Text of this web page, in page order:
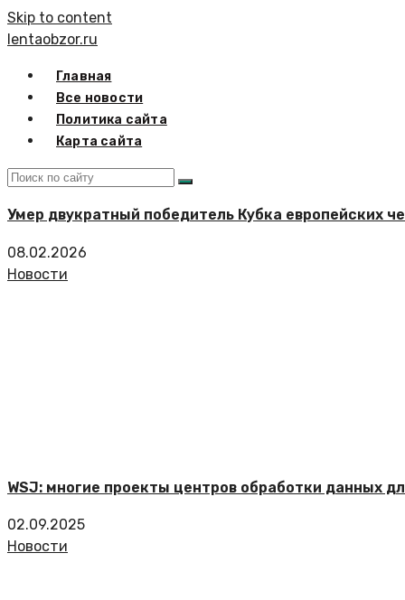
Skip to content
lentaobzor.ru
Главная
Все новости
Политика сайта
Карта сайта
Умер двукратный победитель Кубка европейских
08.02.2026
Новости
WSJ: многие проекты центров обработки данных
02.09.2025
Новости